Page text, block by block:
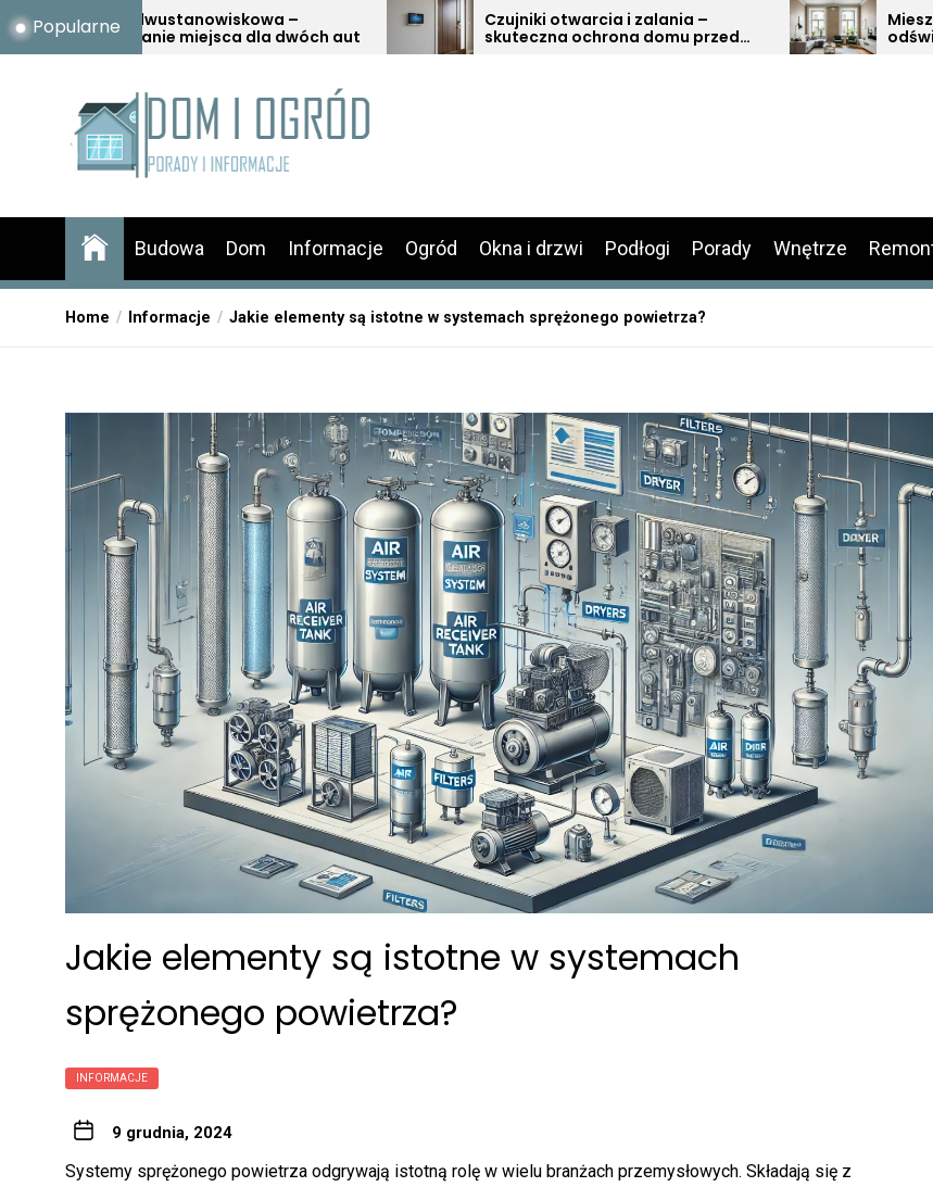
Skip
to
Popularne
–
dla dwóch aut
Czujniki otwarcia i zalania –
skuteczna ochrona domu przed
włamaniem i awarią
Mieszkanie w bloku z
odświeżyć
Budowa Dom Informacje Ogród Okna i drzwi Podłogi Porady Wnętrze
Home Informacje Jakie elementy są istotne w systemach sprężonego powietrza?
Jakie elementy są istotne w systemach
sprężonego powietrza?
INFORMACJE
9 grudnia, 2024
Systemy sprężonego powietrza odgrywają istotną rolę w wielu branżach przemysłowych. Składają się z